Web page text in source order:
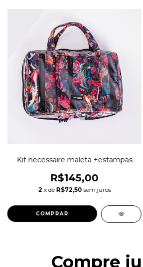
Kit necessaire maleta +estampas
R$145,00
2 x de R$72,50 sem juros
COMPRAR
Compre